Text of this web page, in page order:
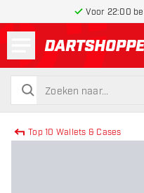
Voor 22:00
terug
zoeken
zoeken
Top 10 Wallets & Cases